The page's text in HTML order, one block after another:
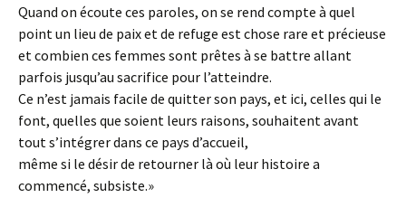
Quand on écoute ces paroles, on se rend compte à quel
point un lieu de paix et de refuge est chose rare et précieuse
et combien ces femmes sont prêtes à se battre allant
parfois jusqu’au sacrifice pour l’atteindre.
Ce n’est jamais facile de quitter son pays, et ici, celles qui le
font, quelles que soient leurs raisons, souhaitent avant
tout s’intégrer dans ce pays d’accueil,
même si le désir de retourner là où leur histoire a
commencé, subsiste.»